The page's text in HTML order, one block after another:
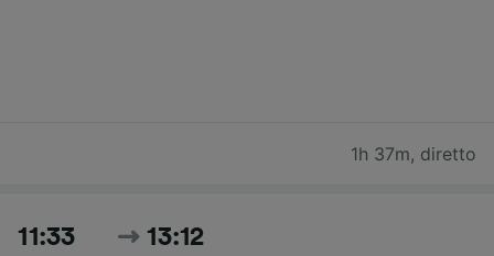
1h 37m, diretto
11:33 13:12